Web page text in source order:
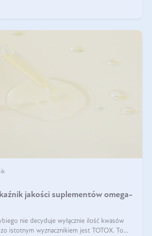
jakości suplementów omega-
nie decyduje wyłącznie ilość kwasów
istotnym wyznacznikiem jest TOTOX. To